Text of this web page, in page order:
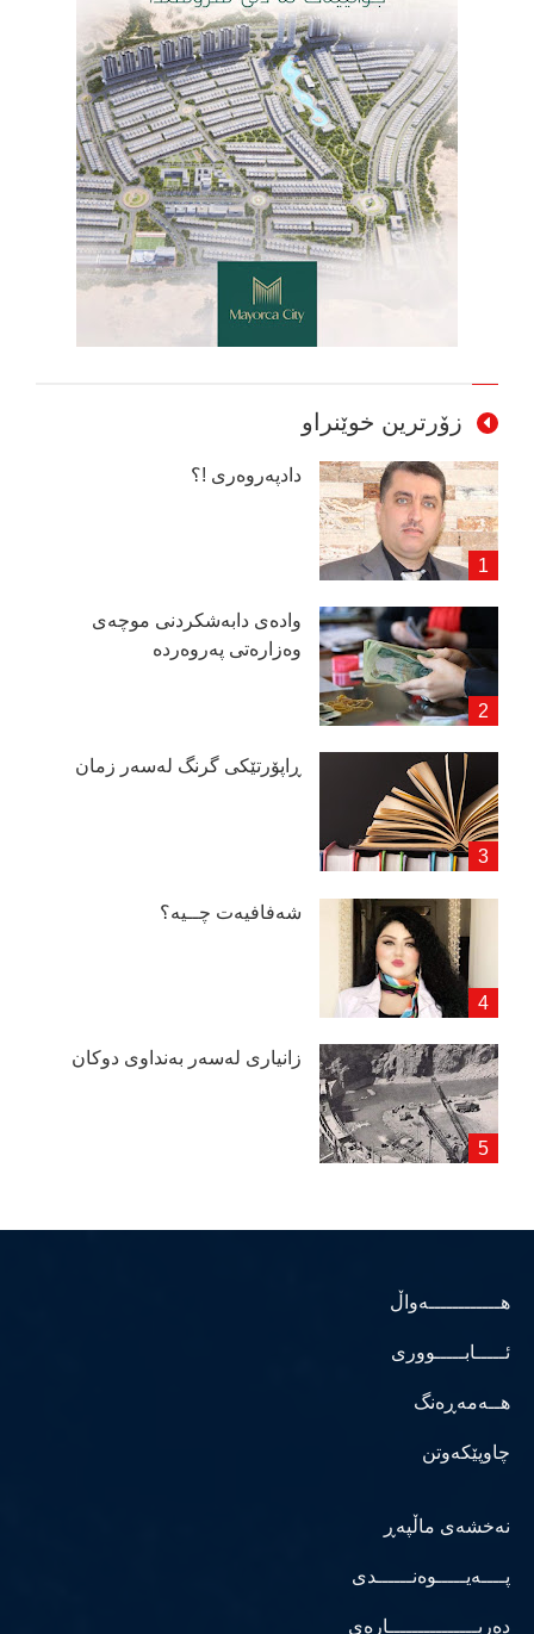
زۆرترین خوێنراو
دادپەروەری !؟
وادەی دابەشكردنی موچەی
وەزارەتی پەروەردە
ڕاپۆرتێكی گرنگ لەسەر زمان
شەفافیەت چــیە؟
زانیاری لەسەر بەنداوی دوكان
هــــــــــــەواڵ
ئـــــابـــــووری
هــەمەڕەنگ
چاوپێکەوتن
نەخشەی ماڵپەڕ
پــــەیـــــوەنــــــدی
دەربـــــــــــــــارەی